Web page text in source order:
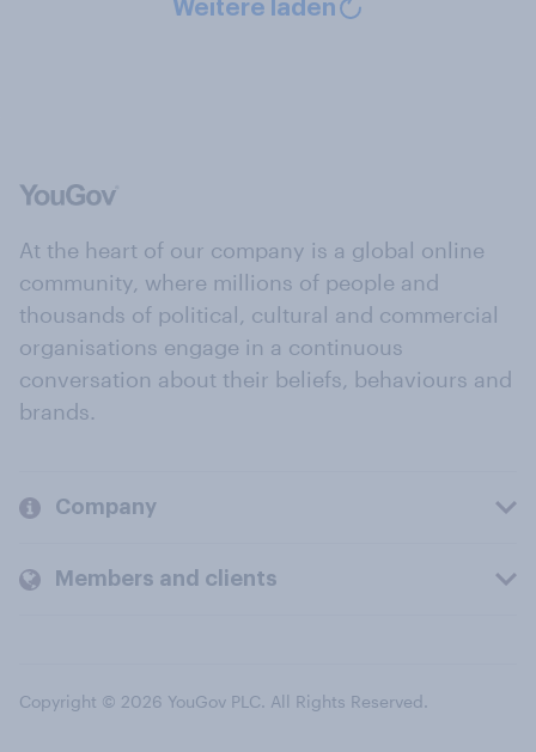
Weitere laden
At the heart of our company is a global online
community, where millions of people and
thousands of political, cultural and commercial
organisations engage in a continuous
conversation about their beliefs, behaviours and
brands.
Company
Members and clients
Copyright © 2026 YouGov PLC. All Rights Reserved.